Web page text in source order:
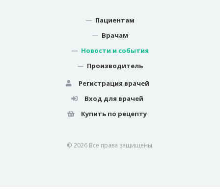
— Пациентам
— Врачам
— Новости и события
— Производитель
Регистрация врачей
Вход для врачей
Купить по рецепту
© 2026 Все права защищены.